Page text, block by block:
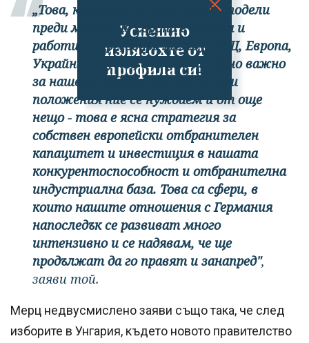
Успешно
излязохте от
профила си!
„Това, което канцлерът Мерц сподели
преди малко, че Европа е готова и
работи за преговори между САЩ, Европа,
Украйна и Русия, е изключително важно
за нашето бъдеще. Но във всички
положения ние се нуждаем и от още
нещо - това е ясна стратегия за
собствен европейски отбранителен
капацитет и инвестиция в нашата
конкурентоспособност и отбранителна
индустриална база. Това са сфери, в
които нашите отношения с Германия
напоследък се развиват много
интензивно и се надявам, че ще
продължат да го правят и занапред",
заяви той.
Мерц недвусмислено заяви също така, че след
изборите в Унгария, където новото правителство